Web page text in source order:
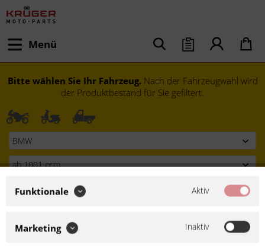
Menü
Bitte wählen Sie Ihr Fahrzeug. Nach der Fahrzeugwahl wird
der Produktbestand für Sie gefiltert.
Funktionale Aktiv
Marketing Inaktiv